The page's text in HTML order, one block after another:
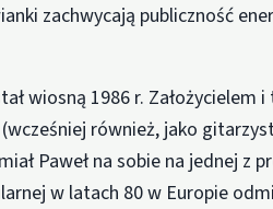
zachwycają publiczność
wiosną 1986 r. Założycielem
również, jako
Paweł na sobie na jednej z
w latach 80 w Europie